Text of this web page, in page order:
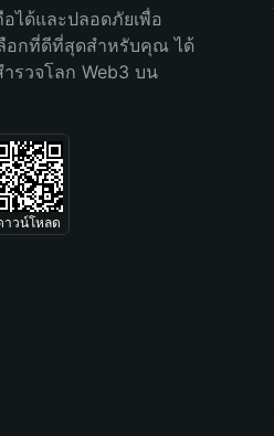
ได้และปลอดภัยเพื่อ
อกที่ดีที่สุดสำหรับคุณ ได้
รวจโลก Web3 บน
าวน์โหลด